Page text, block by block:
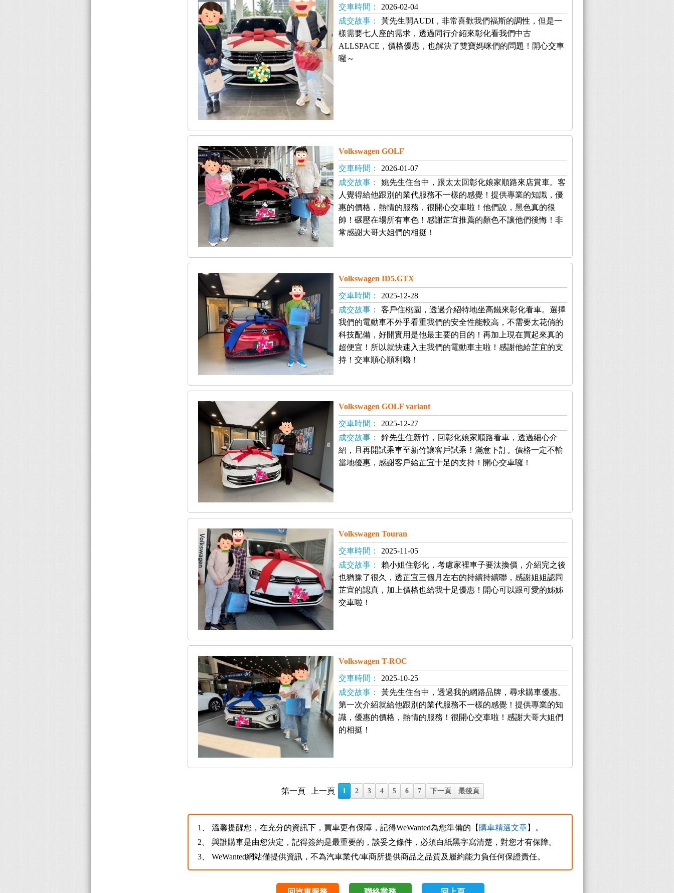
交車時間：
2026-02-04
成交故事：
黃先生開AUDI，非常喜歡我們福斯的調性，但是一
樣需要七人座的需求，透過同行介紹來彰化看我們中古
ALLSPACE，價格優惠，也解決了雙寶媽咪們的問題！開心交車
囉～
Volkswagen GOLF
交車時間：
2026-01-07
成交故事：
姚先生住台中，跟太太回彰化娘家順路來店賞車。客
人覺得給他跟別的業代服務不一樣的感覺！提供專業的知識，優
惠的價格，熱情的服務，很開心交車啦！他們說，黑色真的很
帥！碾壓在場所有車色！感謝芷宜推薦的顏色不讓他們後悔！非
常感謝大哥大姐們的相挺！
Volkswagen ID5.GTX
交車時間：
2025-12-28
成交故事：
客戶住桃園，透過介紹特地坐高鐵來彰化看車。選擇
我們的電動車不外乎看重我們的安全性能較高，不需要太花俏的
科技配備，好開實用是他最主要的目的！再加上現在買起來真的
超便宜！所以就快速入主我們的電動車主啦！感謝他給芷宜的支
持！交車順心順利嚕！
Volkswagen GOLF variant
交車時間：
2025-12-27
成交故事：
鐘先生住新竹，回彰化娘家順路看車，透過細心介
紹，且再開試乘車至新竹讓客戶試乘！滿意下訂。價格一定不輸
當地優惠，感謝客戶給芷宜十足的支持！開心交車囉！
Volkswagen Touran
交車時間：
2025-11-05
成交故事：
賴小姐住彰化，考慮家裡車子要汰換價，介紹完之後
也猶豫了很久，透芷宜三個月左右的持續持續聯，感謝姐姐認同
芷宜的認真，加上價格也給我十足優惠！開心可以跟可愛的姊姊
交車啦！
Volkswagen T-ROC
交車時間：
2025-10-25
成交故事：
黃先生住台中，透過我的網路品牌，尋求購車優惠。
第一次介紹就給他跟別的業代服務不一樣的感覺！提供專業的知
識，優惠的價格，熱情的服務！很開心交車啦！感謝大哥大姐們
的相挺！
第一頁 上一頁 1 2 3 4 5 6 7 下一頁 最後頁
1、 溫馨提醒您，在充分的資訊下，買車更有保障，記得WeWanted為您準備的【 購車精選文章】。
2、
與誰購車是由您決定，記得簽約是最重要的，談妥之條件，必須白紙黑字寫清楚，對您才有保障。
3、
WeWanted網站僅提供資訊，不為汽車業代/車商所提供商品之品質及履約能力負任何保證責任。